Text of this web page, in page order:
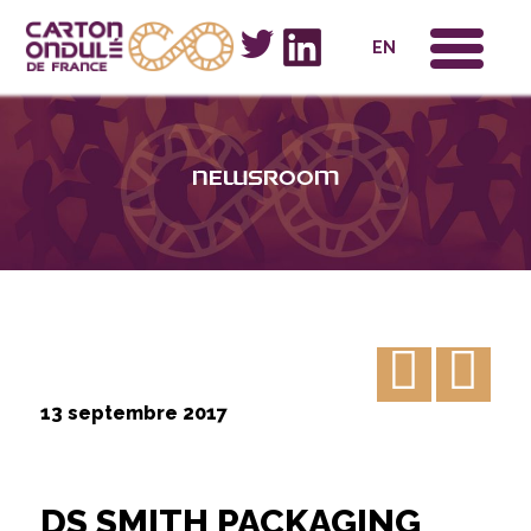
EN
Newsroom
13 septembre 2017
DS SMITH PACKAGING